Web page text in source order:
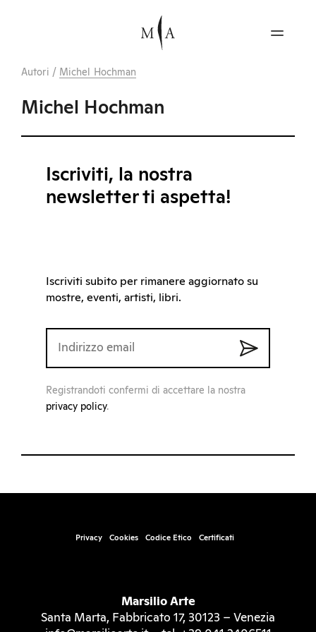
Autori / Michel Hochman
Michel Hochman
Iscriviti, la nostra
newsletter ti aspetta!
Iscriviti subito per rimanere aggiornato su
mostre, eventi, artisti, libri.
Registrandoti confermi di accettare la nostra
privacy policy.
Privacy Cookies Codice Etico Certificati
Marsilio Arte
Santa Marta, Fabbricato 17, 30123 – Venezia